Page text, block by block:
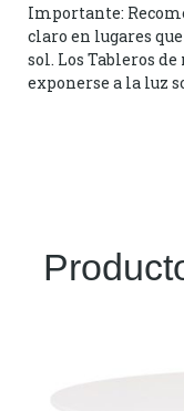
Importante:
claro en lugares
sol. Los Tableros de
exponerse a la luz